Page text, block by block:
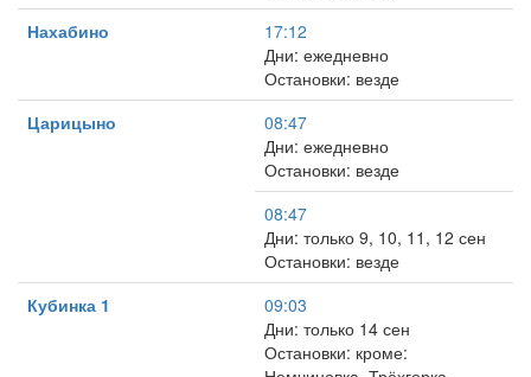
Нахабино
17:12
Дни: ежедневно
Остановки: везде
Царицыно
08:47
Дни: ежедневно
Остановки: везде
08:47
Дни: только 9, 10, 11, 12 сен
Остановки: везде
Кубинка 1
09:03
Дни: только 14 сен
Остановки: кроме: